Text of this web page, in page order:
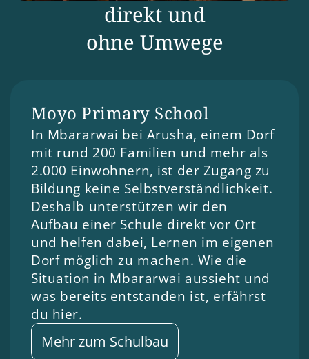
direkt und
ohne Umwege
Moyo Primary School
In Mbararwai bei Arusha, einem Dorf
mit rund 200 Familien und mehr als
2.000 Einwohnern, ist der Zugang zu
Bildung keine Selbstverständlichkeit.
Deshalb unterstützen wir den
Aufbau einer Schule direkt vor Ort
und helfen dabei, Lernen im eigenen
Dorf möglich zu machen. Wie die
Situation in Mbararwai aussieht und
was bereits entstanden ist, erfährst
du hier.
Mehr zum Schulbau